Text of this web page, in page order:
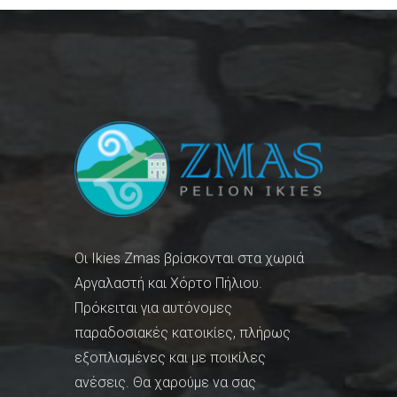
Οι Ikies Zmas βρίσκονται στα χωριά
Αργαλαστή και Χόρτο Πήλιου.
Πρόκειται για αυτόνομες
παραδοσιακές κατοικίες, πλήρως
εξοπλισμένες και με ποικίλες
ανέσεις. Θα χαρούμε να σας